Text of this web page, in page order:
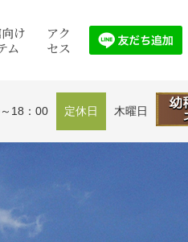
け
ム
アク
セス
18：00 定休日 木曜日